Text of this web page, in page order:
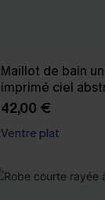
Maillot de bain
imprimé ciel
42,00 €
Ventre plat